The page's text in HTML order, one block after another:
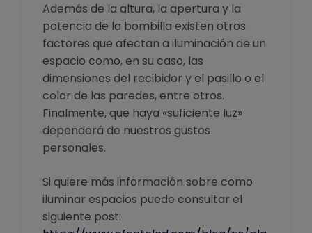
Además de la altura, la apertura y la
potencia de la bombilla existen otros
factores que afectan a iluminación de un
espacio como, en su caso, las
dimensiones del recibidor y el pasillo o el
color de las paredes, entre otros.
Finalmente, que haya «suficiente luz»
dependerá de nuestros gustos
personales.
Si quiere más información sobre como
iluminar espacios puede consultar el
siguiente post: